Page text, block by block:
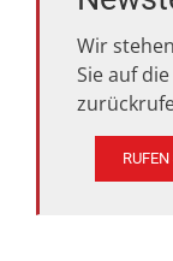
Wir
Sie auf